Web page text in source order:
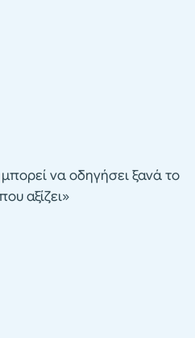
να οδηγήσει ξανά το
αξίζει»